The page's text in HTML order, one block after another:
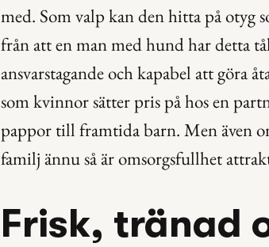
med. Som valp kan den hitta på otyg
från att en man med hund har detta
ansvarstagande och kapabel att göra
som kvinnor sätter pris på hos en
pappor till framtida barn. Men även
familj ännu så är omsorgsfullhet
Frisk, tränad